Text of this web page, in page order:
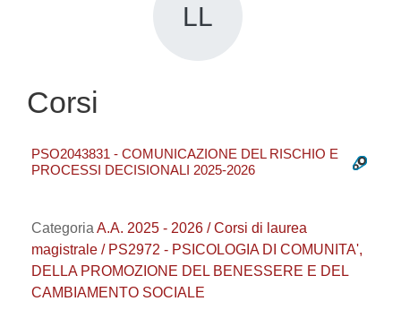
LL
Corsi
PSO2043831 - COMUNICAZIONE DEL RISCHIO E
PROCESSI DECISIONALI 2025-2026
Categoria A.A. 2025 - 2026 / Corsi di laurea
magistrale / PS2972 - PSICOLOGIA DI COMUNITA',
DELLA PROMOZIONE DEL BENESSERE E DEL
CAMBIAMENTO SOCIALE